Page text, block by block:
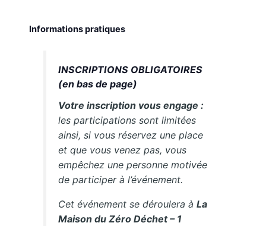
Informations pratiques
INSCRIPTIONS OBLIGATOIRES
(en bas de page)
Votre inscription vous engage :
les participations sont limitées
ainsi, si vous réservez une place
et que vous venez pas, vous
empêchez une personne motivée
de participer à l’événement.
Cet événement se déroulera àLa
Maison du Zéro Déchet – 1